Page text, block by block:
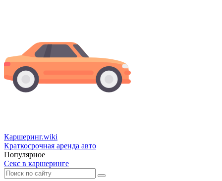
Каршеринг.wiki
Краткосрочная аренда авто
Популярное
Секс в каршеринге